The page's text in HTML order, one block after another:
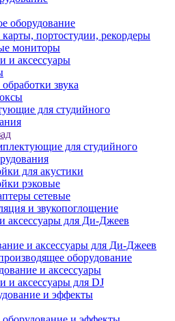
оборудование
портостудии, рекордеры
мониторы
и аксессуары
звука
для студийного
для студийного
для акустики
рэковые
сетевые
и звукопоглощение
аксессуары для Ди-Джеев
и аксессуары для Ди-Джеев
оборудование
и аксессуары
и аксессуары для DJ
и эффекты